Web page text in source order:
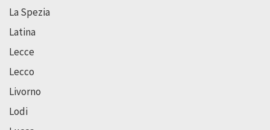
La Spezia
Latina
Lecce
Lecco
Livorno
Lodi